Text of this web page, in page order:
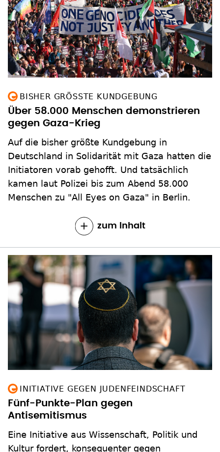
BISHER GRÖSSTE KUNDGEBUNG
Über 58.000 Menschen demonstrieren
gegen Gaza-Krieg
Auf die bisher größte Kundgebung in
Deutschland in Solidarität mit Gaza hatten die
Initiatoren vorab gehofft. Und tatsächlich
kamen laut Polizei bis zum Abend 58.000
Menschen zu "All Eyes on Gaza" in Berlin.
zum Inhalt
INITIATIVE GEGEN JUDENFEINDSCHAFT
Fünf-Punkte-Plan gegen
Antisemitismus
Eine Initiative aus Wissenschaft, Politik und
Kultur fordert, konsequenter gegen